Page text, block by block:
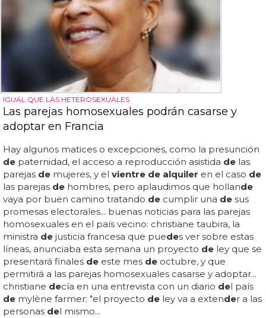
IGUAL QUE LAS HETEROSEXUALES
Las parejas homosexuales podrán casarse y
adoptar en Francia
Hay algunos matices o excepciones, como la presunción
de paternidad, el acceso a reproducción asistida de las
parejas de mujeres, y el vientre de alquiler en el caso de
las parejas de hombres, pero aplaudimos que hollande
vaya por buen camino tratando de cumplir una de sus
promesas electorales... buenas noticias para las parejas
homosexuales en el país vecino: christiane taubira, la
ministra de justicia francesa que puedes ver sobre estas
líneas, anunciaba esta semana un proyecto de ley que se
presentará finales de este mes de octubre, y que
permitirá a las parejas homosexuales casarse y adoptar...
christiane decía en una entrevista con un diario del país
de mylène farmer: "el proyecto de ley va a extender a las
personas del mismo...